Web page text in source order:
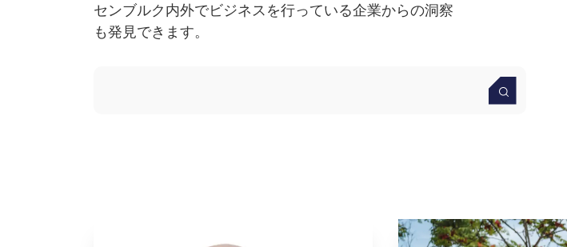
センブルク内外でビジネスを行っている企業からの洞察
も発見できます。